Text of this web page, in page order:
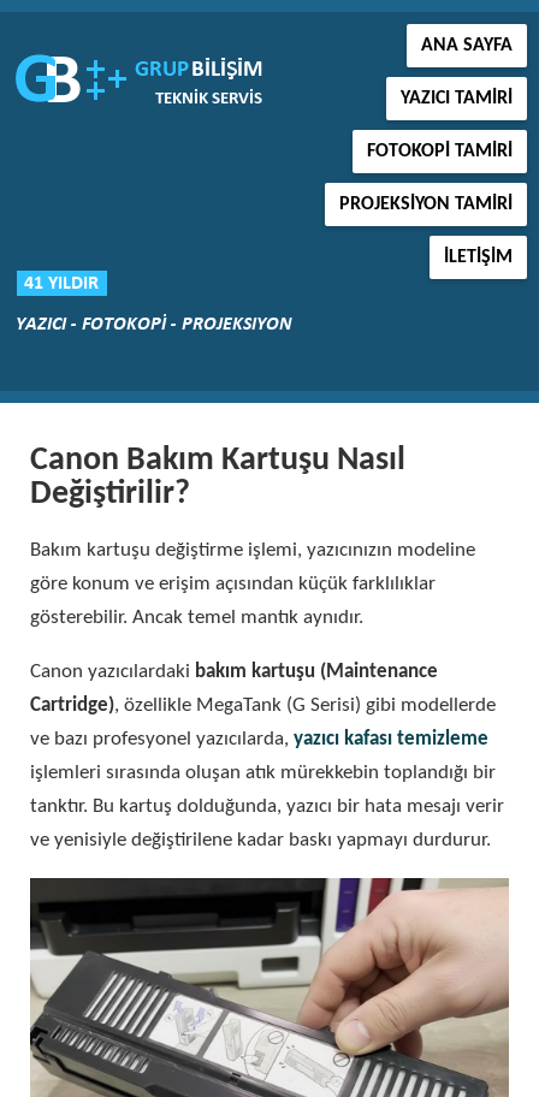
ANA SAYFA
YAZICI TAMIRI
FOTOKOPI TAMIRI
PROJEKSIYON TAMIRI
İLETIŞIM
Canon Bakım Kartuşu Nasıl
Değiştirilir?
Bakım kartuşu değiştirme işlemi, yazıcınızın modeline
göre konum ve erişim açısından küçük farklılıklar
gösterebilir. Ancak temel mantık aynıdır.
Canon yazıcılardaki bakım kartuşu (Maintenance
Cartridge), özellikle MegaTank (G Serisi) gibi modellerde
ve bazı profesyonel yazıcılarda, yazıcı kafası temizleme
işlemleri sırasında oluşan atık mürekkebin toplandığı bir
tanktır. Bu kartuş dolduğunda, yazıcı bir hata mesajı verir
ve yenisiyle değiştirilene kadar baskı yapmayı durdurur.